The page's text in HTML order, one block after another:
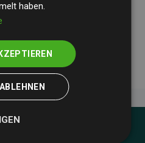
der teilnehmenden
ein klarer Nachweis für die
Ansatzes.
haben.